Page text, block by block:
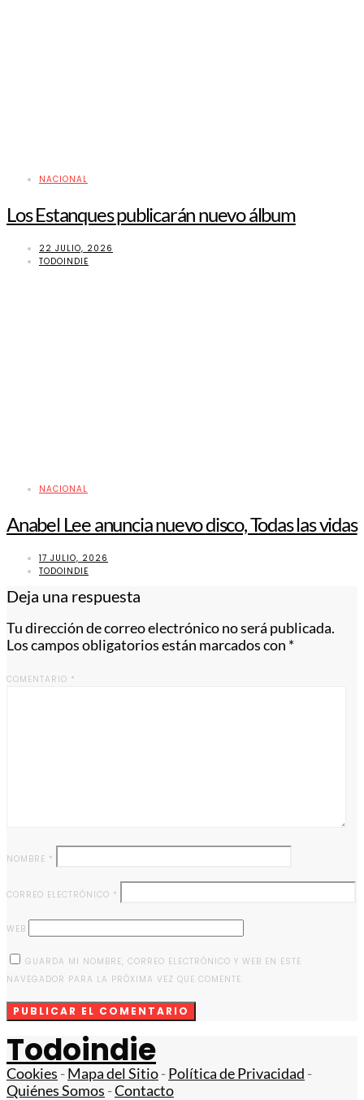
NACIONAL
Los Estanques publicarán nuevo álbum
22 JULIO, 2026
TODOINDIE
NACIONAL
Anabel Lee anuncia nuevo disco, Todas las vidas
17 JULIO, 2026
TODOINDIE
Deja una respuesta
Tu dirección de correo electrónico no será publicada.
Los campos obligatorios están marcados con *
COMENTARIO *
NOMBRE *
CORREO ELECTRÓNICO *
WEB
GUARDA MI NOMBRE, CORREO ELECTRÓNICO Y WEB EN ESTE
NAVEGADOR PARA LA PRÓXIMA VEZ QUE COMENTE.
Todoindie
Cookies -Mapa del Sitio-Política de Privacidad -
Quiénes Somos -Contacto